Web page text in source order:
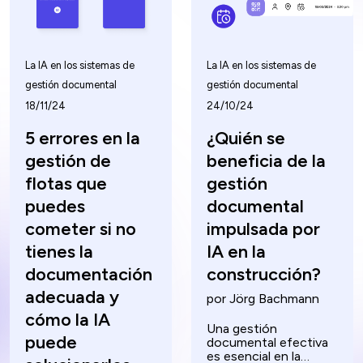
La IA en los sistemas de
gestión documental
18/11/24
5 errores en la
gestión de
flotas que
puedes
cometer si no
tienes la
documentación
adecuada y
cómo la IA
puede
La IA en los sistemas de
gestión documental
24/10/24
¿Quién se
beneficia de la
gestión
documental
impulsada por
IA en la
construcción?
por Jörg Bachmann
Una gestión
documental efectiva
es esencial en la